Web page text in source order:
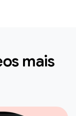
mais